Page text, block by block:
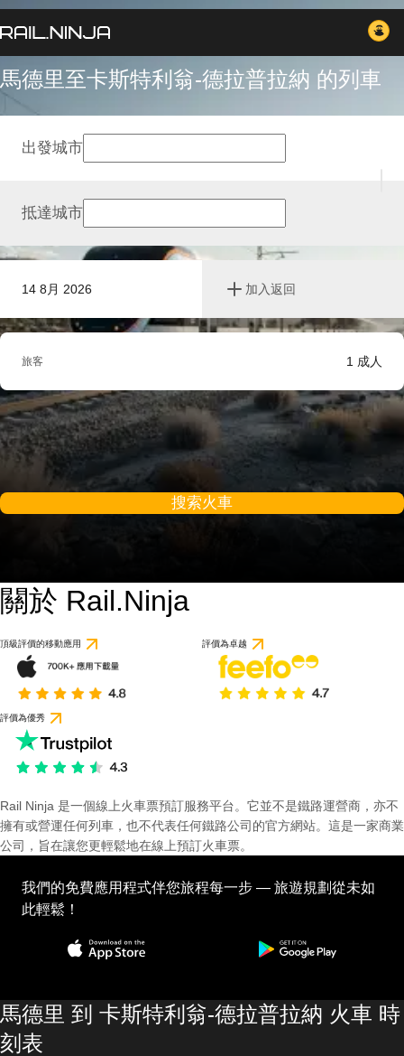
馬德里至卡斯特利翁-德拉普拉納 的列車
14 8月 2026 加入返回
出發城市
抵達城市
旅客 1 成人
搜索火車
關於 Rail.Ninja
頂級評價的移動應用 評價為卓越
評價為優秀
Rail Ninja 是一個線上火車票預訂服務平台。它並不是鐵路運營商，亦不
擁有或營運任何列車，也不代表任何鐵路公司的官方網站。這是一家商業
公司，旨在讓您更輕鬆地在線上預訂火車票。
我們的免費應用程式伴您旅程每一步 — 旅遊規劃從未如
此輕鬆！
馬德里 到 卡斯特利翁-德拉普拉納 火車 時
刻表